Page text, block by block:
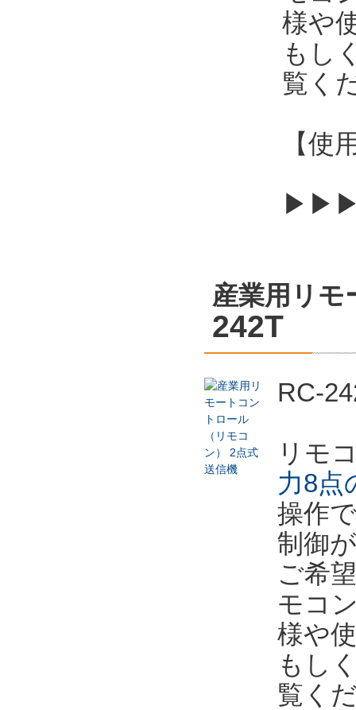
様や
もし
覧く
【使
産業用リモ
242T
RC-
リモ
力8点
操作
制御
ご希
モコ
様や
もし
覧く